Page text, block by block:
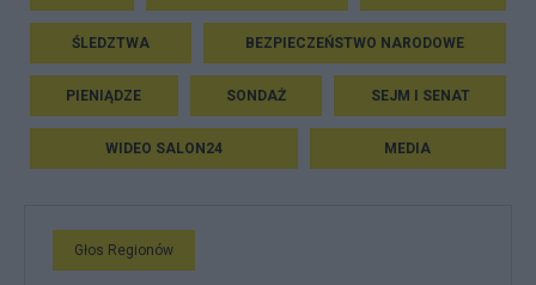
ŚLEDZTWA BEZPIECZEŃSTWO NARODOWE
PIENIĄDZE SONDAŻ SEJM I SENAT
WIDEO SALON24 MEDIA
Głos Regionów